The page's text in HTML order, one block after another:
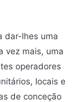
dar-lhes uma
vez mais, uma
operadores
locais e
de conceção